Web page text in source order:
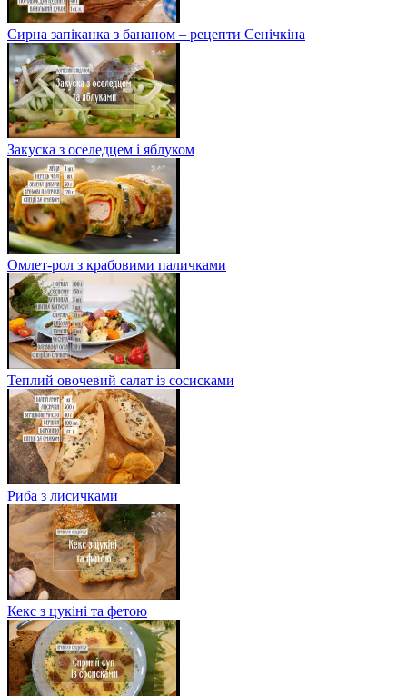
Сирна запіканка з бананом – рецепти Сенічкіна
Закуска з оселедцем і яблуком
Омлет-рол з крабовими паличками
Теплий овочевий салат із сосисками
Риба з лисичками
Кекс з цукіні та фетою